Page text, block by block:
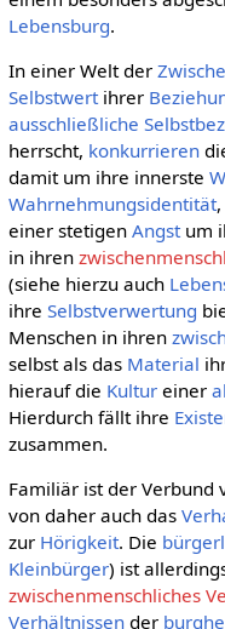
Lebensburg.
In einer Welt der
Selbstwertihrer
ausschließliche
herrscht, konkurrieren
damit um ihre innerste
Wahrnehmungsidentität
einer stetigen Angstum
in ihren
(siehe hierzu auch
ihre Selbstverwertung
Menschen in ihren
selbst als das Material
hierauf die Kultureiner
Hierdurch fällt ihre
zusammen.
Familiär ist der Verbund
von daher auch das
zur Hörigkeit. Die
Kleinbürger) ist
zwischenmenschliches
Verhältnissender